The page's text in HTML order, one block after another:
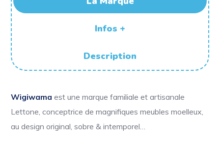
Infos +
Description
Wigiwama est une marque familiale et artisanale
Lettone, conceptrice de magnifiques meubles moelleux,
au design original, sobre & intemporel…